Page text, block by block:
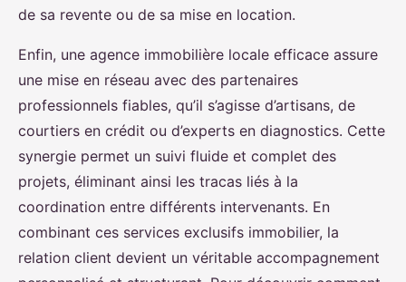
de sa revente ou de sa mise en location.
Enfin, une agence immobilière locale efficace assure
une mise en réseau avec des partenaires
professionnels fiables, qu’il s’agisse d’artisans, de
courtiers en crédit ou d’experts en diagnostics. Cette
synergie permet un suivi fluide et complet des
projets, éliminant ainsi les tracas liés à la
coordination entre différents intervenants. En
combinant ces services exclusifs immobilier, la
relation client devient un véritable accompagnement